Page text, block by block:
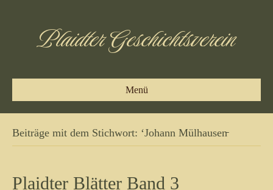
Plaidter Geschichtsverein
Menü
Beiträge mit dem Stichwort: ‘Johann Mülhausen̵
Plaidter Blätter Band 3